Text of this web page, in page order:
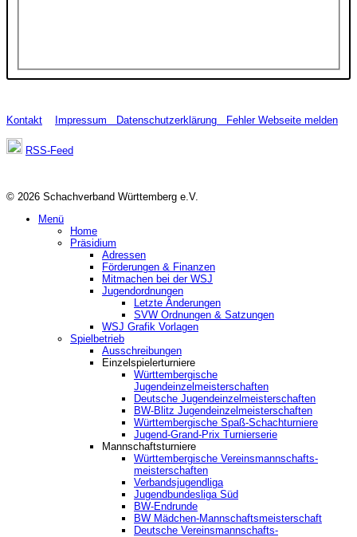
Kontakt Impressum Datenschutzerklärung Fehler Webseite melden
RSS-Feed
© 2026 Schachverband Württemberg e.V.
Menü
Home
Präsidium
Adressen
Förderungen & Finanzen
Mitmachen bei der WSJ
Jugendordnungen
Letzte Änderungen
SVW Ordnungen & Satzungen
WSJ Grafik Vorlagen
Spielbetrieb
Ausschreibungen
Einzelspielerturniere
Württembergische
Jugendeinzelmeisterschaften
Deutsche Jugendeinzelmeisterschaften
BW-Blitz Jugendeinzelmeisterschaften
Württembergische Spaß-Schachturniere
Jugend-Grand-Prix Turnierserie
Mannschaftsturniere
Württembergische Vereinsmannschafts-
meisterschaften
Verbandsjugendliga
Jugendbundesliga Süd
BW-Endrunde
BW Mädchen-Mannschaftsmeisterschaft
Deutsche Vereinsmannschafts-